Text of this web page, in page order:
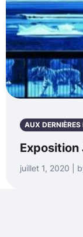
AUX
juillet 1, 2020 |